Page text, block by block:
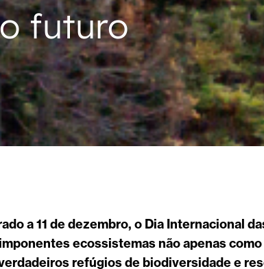
futuro
a 11 de dezembro, o Dia Internacional
ecossistemas não apenas
refúgios de biodiversidade e